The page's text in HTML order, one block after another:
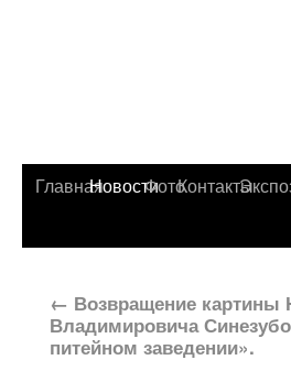
ГлавнаяНовостиФотоКонтакты
← Возвращение картины
Владимировича
питейном заведении».